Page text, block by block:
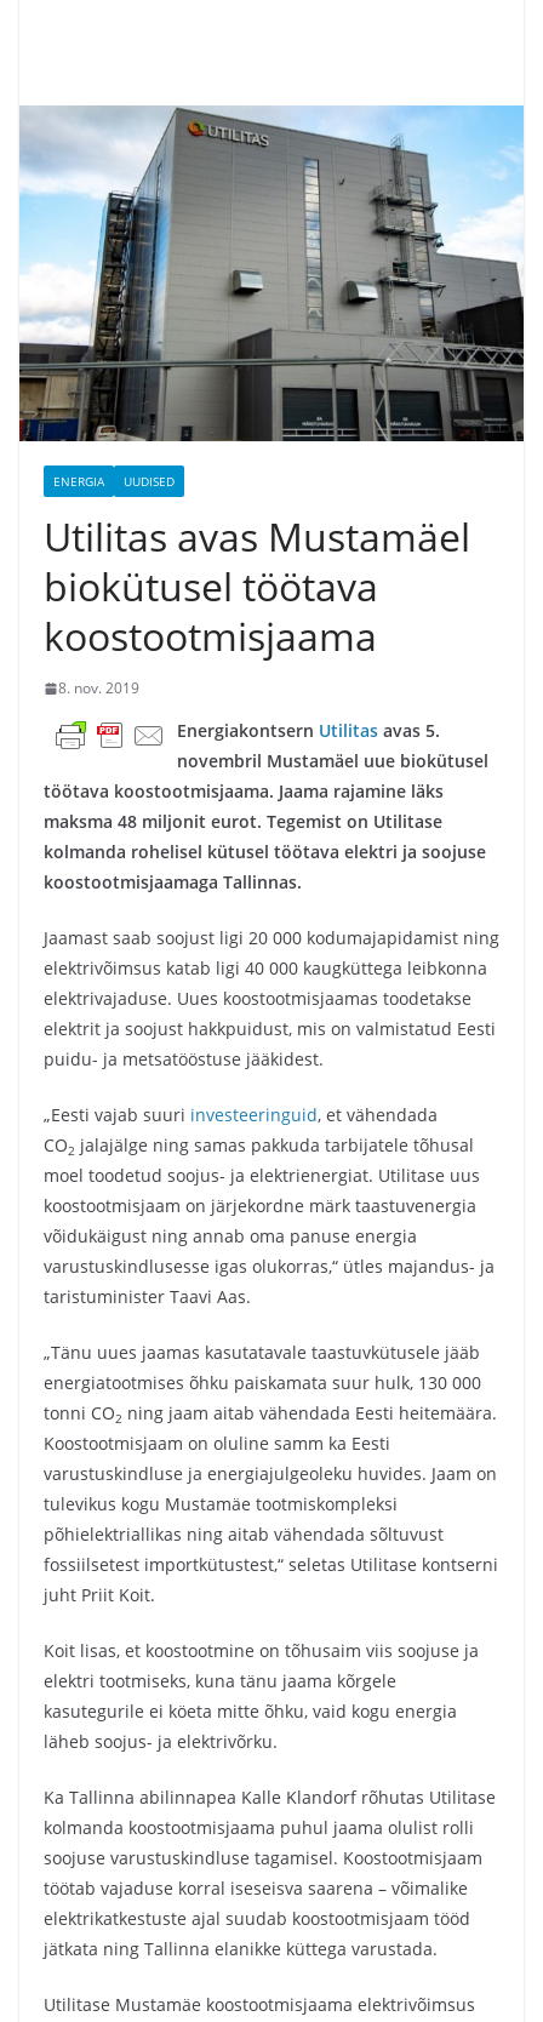
ENERGIA UUDISED
Utilitas avas Mustamäel
biokütusel töötava
koostootmisjaama
8. nov. 2019
Energiakontsern Utilitas avas 5.
novembril Mustamäel uue biokütusel
töötava koostootmisjaama. Jaama rajamine läks
maksma 48 miljonit eurot. Tegemist on Utilitase
kolmanda rohelisel kütusel töötava elektri ja soojuse
koostootmisjaamaga Tallinnas.
Jaamast saab soojust ligi 20 000 kodumajapidamist ning
elektrivõimsus katab ligi 40 000 kaugküttega leibkonna
elektrivajaduse. Uues koostootmisjaamas toodetakse
elektrit ja soojust hakkpuidust, mis on valmistatud Eesti
puidu- ja metsatööstuse jääkidest.
„Eesti vajab suuri investeeringuid, et vähendada
CO2 jalajälge ning samas pakkuda tarbijatele tõhusal
moel toodetud soojus- ja elektrienergiat. Utilitase uus
koostootmisjaam on järjekordne märk taastuvenergia
võidukäigust ning annab oma panuse energia
varustuskindlusesse igas olukorras,“ ütles majandus- ja
taristuminister Taavi Aas.
„Tänu uues jaamas kasutatavale taastuvkütusele jääb
energiatootmises õhku paiskamata suur hulk, 130 000
tonni CO2 ning jaam aitab vähendada Eesti heitemäära.
Koostootmisjaam on oluline samm ka Eesti
varustuskindluse ja energiajulgeoleku huvides. Jaam on
tulevikus kogu Mustamäe tootmiskompleksi
põhielektriallikas ning aitab vähendada sõltuvust
fossiilsetest importkütustest,“ seletas Utilitase kontserni
juht Priit Koit.
Koit lisas, et koostootmine on tõhusaim viis soojuse ja
elektri tootmiseks, kuna tänu jaama kõrgele
kasutegurile ei köeta mitte õhku, vaid kogu energia
läheb soojus- ja elektrivõrku.
Ka Tallinna abilinnapea Kalle Klandorf rõhutas Utilitase
kolmanda koostootmisjaama puhul jaama olulist rolli
soojuse varustuskindluse tagamisel. Koostootmisjaam
töötab vajaduse korral iseseisva saarena – võimalike
elektrikatkestuste ajal suudab koostootmisjaam tööd
jätkata ning Tallinna elanikke küttega varustada.
Utilitase Mustamäe koostootmisjaama elektrivõimsus